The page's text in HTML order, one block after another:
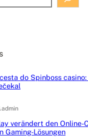
do Spinboss
.admin
verändert den Online-
Gaming-Lösungen